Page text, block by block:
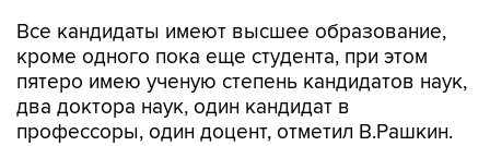
Все кандидаты имеют высшее образование,
кроме одного пока еще студента, при этом
пятеро имею ученую степень кандидатов наук,
два доктора наук, один кандидат в
профессоры, один доцент, отметил В.Рашкин.